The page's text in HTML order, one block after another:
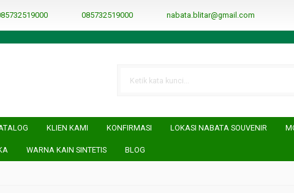
085732519000 nabata.blitar@gmail.com
KLIEN KAMI KONFIRMASI LOKASI NABATA SOUVENIR
WARNA KAIN SINTETIS BLOG